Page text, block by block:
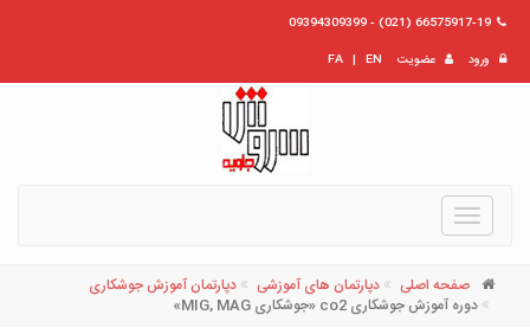
66575917-19 (021) - 09394309399
ورود
عضویت EN
|
FA
Toggle
navigation
صفحه اصلی دپارتمان های آموزشی
دپارتمان آموزش جوشکاری
دوره آموزش جوشکاری co2 «جوشکاری MIG, MAG»